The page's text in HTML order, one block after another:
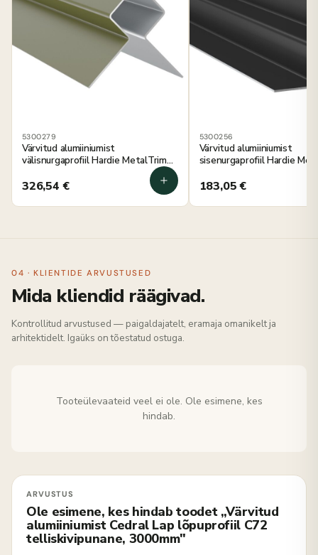
5300279
Värvitud alumiiniumist
välisnurgaprofiil Hardie MetalTrim
326,54 €
5300256
Värvitud alumiiniumist
sisenurgaprofiil Hardie
183,05€
04 · KLIENTIDE ARVUSTUSED
Mida kliendid räägivad.
Kontrollitud arvustused — paigaldajatelt, eramaja omanikelt ja
arhitektidelt. Igaüks on tõestatud ostuga.
Tooteülevaateid veel ei ole. Ole esimene, kes
hindab.
Ole esimene, kes hindab toodet „Värvitud
alumiiniumist Cedral Lap lõpuprofiil C72
telliskivipunane, 3000mm"